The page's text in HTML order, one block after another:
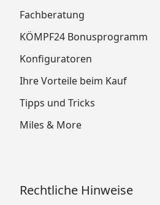
Fachberatung
KÖMPF24 Bonusprogramm
Konfiguratoren
Ihre Vorteile beim Kauf
Tipps und Tricks
Miles & More
Rechtliche Hinweise